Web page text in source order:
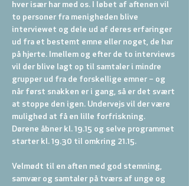
hver især har med os. I løbet af aftenen vil
to personer fra menigheden blive
interviewet og dele ud af deres erfaringer
ud fra et bestemt emne eller noget, de har
på hjerte. Imellem og efter de to interviews
vil der blive lagt op til samtaler i mindre
grupper ud fra de forskellige emner – og
når først snakken er i gang, så er det svært
at stoppe den igen. Undervejs vil der være
mulighed at få en lille forfriskning.
Dørene åbner kl. 19.15 og selve programmet
starter kl. 19.30 til omkring 21.15.
Velmødt til en aften med god stemning,
samvær og samtaler på tværs af unge og